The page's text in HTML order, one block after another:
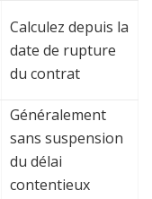
Calculez depuis la
date de rupture
du contrat
Généralement
sans suspension
du délai
contentieux